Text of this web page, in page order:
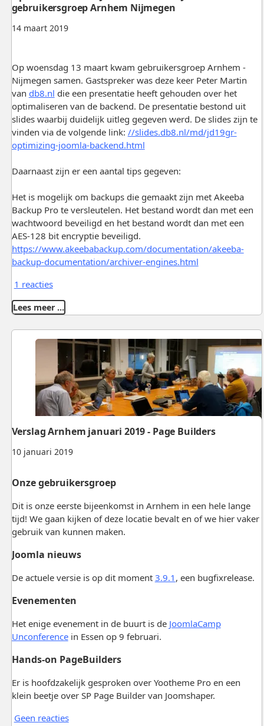
14 maart 2019
gebruikersgroep Arnhem Nijmegen
Op woensdag 13 maart kwam gebruikersgroep Arnhem -
Nijmegen samen. Gastspreker was deze keer Peter Martin
van db8.nl die een presentatie heeft gehouden over het
optimaliseren van de backend. De presentatie bestond uit
slides waarbij duidelijk uitleg gegeven werd. De slides zijn te
vinden via de volgende link: //slides.db8.nl/md/jd19gr-
optimizing-joomla-backend.html
Daarnaast zijn er een aantal tips gegeven:
Het is mogelijk om backups die gemaakt zijn met Akeeba
Backup Pro te versleutelen. Het bestand wordt dan met een
wachtwoord beveiligd en het bestand wordt dan met een
AES-128 bit encryptie beveiligd.
https://www.akeebabackup.com/documentation/akeeba-
backup-documentation/archiver-engines.html
1 reacties
Lees meer …
10 januari 2019
Verslag Arnhem januari 2019 - Page Builders
Onze gebruikersgroep
Dit is onze eerste bijeenkomst in Arnhem in een hele lange
tijd! We gaan kijken of deze locatie bevalt en of we hier vaker
gebruik van kunnen maken.
Joomla nieuws
De actuele versie is op dit moment 3.9.1 , een bugfixrelease.
Evenementen
Het enige evenement in de buurt is de JoomlaCamp
Unconferencein Essen op 9 februari.
Hands-on PageBuilders
Er is hoofdzakelijk gesproken over Yootheme Pro en een
klein beetje over SP Page Builder van Joomshaper.
Geen reacties